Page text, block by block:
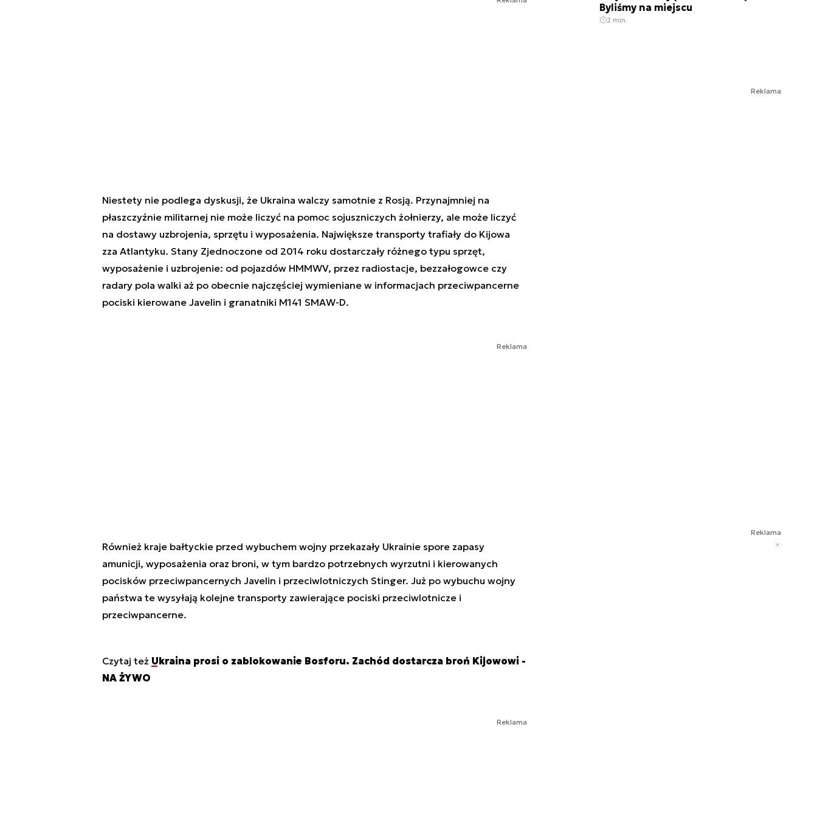
Niestety nie podlega dyskusji, że Ukraina walczy samotnie z Rosją. Przynajmniej na
płaszczyźnie militarnej nie może liczyć na pomoc sojuszniczych żołnierzy, ale może liczyć
na dostawy uzbrojenia, sprzętu i wyposażenia. Największe transporty trafiały do Kijowa
zza Atlantyku. Stany Zjednoczone od 2014 roku dostarczały różnego typu sprzęt,
wyposażenie i uzbrojenie: od pojazdów HMMWV, przez radiostacje, bezzałogowce czy
radary pola walki aż po obecnie najczęściej wymieniane w informacjach przeciwpancerne
pociski kierowane Javelin i granatniki M141 SMAW-D.
Reklama
Również kraje bałtyckie przed wybuchem wojny przekazały Ukrainie spore zapasy
amunicji, wyposażenia oraz broni, w tym bardzo potrzebnych wyrzutni i kierowanych
pocisków przeciwpancernych Javelin i przeciwlotniczych Stinger. Już po wybuchu wojny
państwa te wysyłają kolejne transporty zawierające pociski przeciwlotnicze i
przeciwpancerne.
Czytaj też Ukraina prosi o zablokowanie Bosforu. Zachód dostarcza broń Kijowowi -
NA ŻYWO
Reklama
Byliśmy na miejscu
2 min.
Reklama
Reklama